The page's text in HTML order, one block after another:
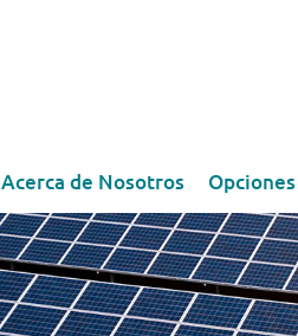
Acerca de Nosotros